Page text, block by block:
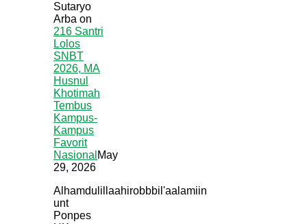
Sutaryo
Arba on
216 Santri
Lolos
SNBT
2026, MA
Husnul
Khotimah
Tembus
Kampus-
Kampus
Favorit
Nasional May
29, 2026
Alhamdulillaahirobbbil'aalamiin
unt
Ponpes